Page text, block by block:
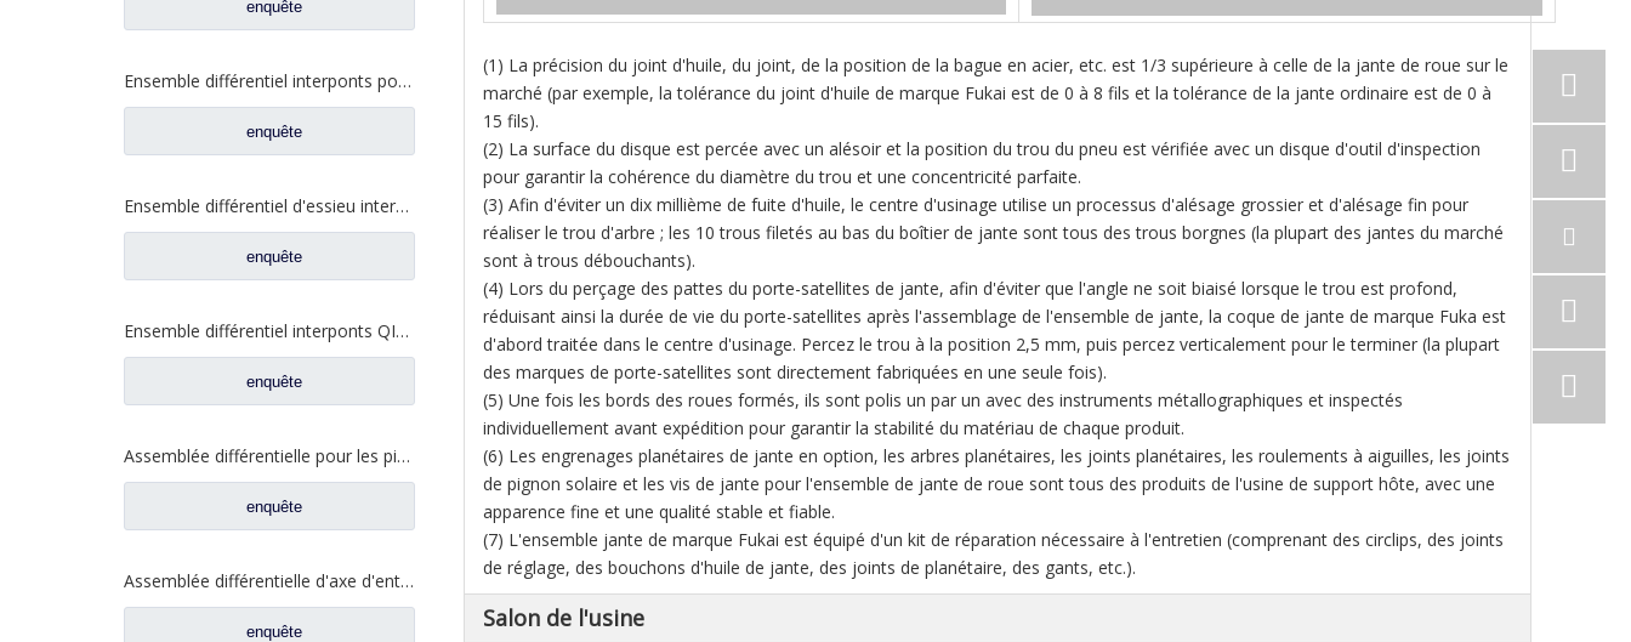
enquête
Ensemble différentiel interponts pour Prats de rechange de camion Faw Jiefang A0E 2507057-A6T
enquête
Ensemble différentiel d'essieu intermédiaire pour Prats de rechange de camion Dongfeng 460 2502ZAS01-415-ZC
enquête
Ensemble différentiel interponts QINGTE pour Prats de rechange de camion Faw Jiefang A0E QT435SH0-2510050
enquête
Assemblée différentielle pour les pièces de rechange automatiques DZ9114320706 de camion de Shacman Aolong
enquête
Assemblée différentielle d'axe d'entrée pour des pièces de rechange automatiques de camion de Shacman Delong 81.35606.0008
enquête
(1) La précision du joint d'huile, du joint, de la position de la bague en acier, etc. est 1/3 supérieure à celle de la jante de roue sur le
marché (par exemple, la tolérance du joint d'huile de marque Fukai est de 0 à 8 fils et la tolérance de la jante ordinaire est de 0 à
15 fils).
(2) La surface du disque est percée avec un alésoir et la position du trou du pneu est vérifiée avec un disque d'outil d'inspection
pour garantir la cohérence du diamètre du trou et une concentricité parfaite.
(3) Afin d'éviter un dix millième de fuite d'huile, le centre d'usinage utilise un processus d'alésage grossier et d'alésage fin pour
réaliser le trou d'arbre ; les 10 trous filetés au bas du boîtier de jante sont tous des trous borgnes (la plupart des jantes du marché
sont à trous débouchants).
(4) Lors du perçage des pattes du porte-satellites de jante, afin d'éviter que l'angle ne soit biaisé lorsque le trou est profond,
réduisant ainsi la durée de vie du porte-satellites après l'assemblage de l'ensemble de jante, la coque de jante de marque Fuka est
d'abord traitée dans le centre d'usinage. Percez le trou à la position 2,5 mm, puis percez verticalement pour le terminer (la plupart
des marques de porte-satellites sont directement fabriquées en une seule fois).
(5) Une fois les bords des roues formés, ils sont polis un par un avec des instruments métallographiques et inspectés
individuellement avant expédition pour garantir la stabilité du matériau de chaque produit.
(6) Les engrenages planétaires de jante en option, les arbres planétaires, les joints planétaires, les roulements à aiguilles, les joints
de pignon solaire et les vis de jante pour l'ensemble de jante de roue sont tous des produits de l'usine de support hôte, avec une
apparence fine et une qualité stable et fiable.
(7) L'ensemble jante de marque Fukai est équipé d'un kit de réparation nécessaire à l'entretien (comprenant des circlips, des joints
de réglage, des bouchons d'huile de jante, des joints de planétaire, des gants, etc.).
Salon de l'usine